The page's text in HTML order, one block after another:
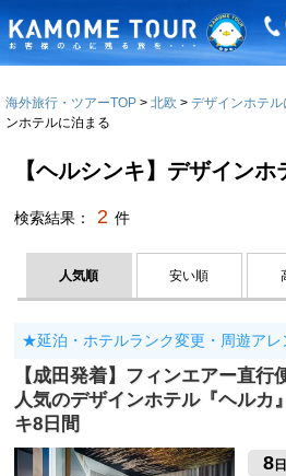
海外旅行・ツアーTOP 北欧 デザインホテル
ンホテルに泊まる
【ヘルシンキ】デザイン
検索結果： 2 件
人気順 安い順
★延泊・ホテルランク変更・周遊アレ
【成田発着】フィンエアー直
人気のデザインホテル『ヘル
キ8日間
8